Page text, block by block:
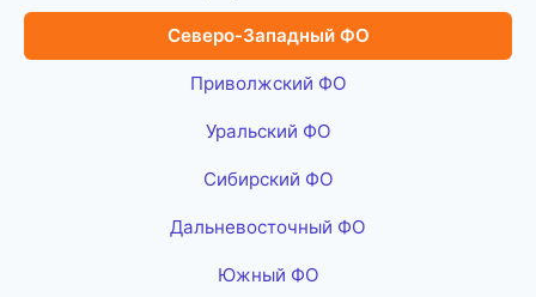
Северо-Западный ФО
Приволжский ФО
Уральский ФО
Сибирский ФО
Дальневосточный ФО
Южный ФО